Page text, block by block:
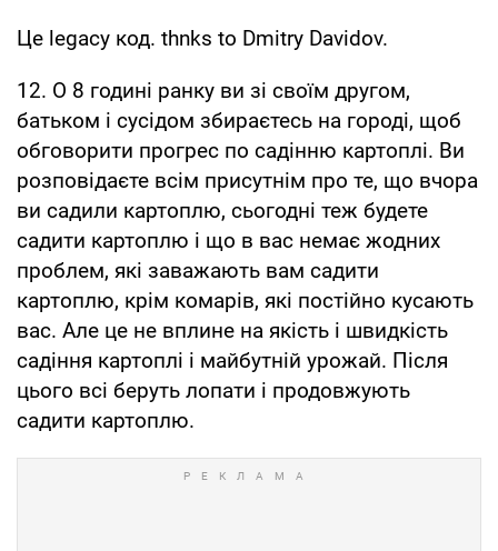
Це legacy код. thnks to Dmitry Davidov.
12. О 8 годині ранку ви зі своїм другом,
батьком і сусідом збираєтесь на городі, щоб
обговорити прогрес по садінню картоплі. Ви
розповідаєте всім присутнім про те, що вчора
ви садили картоплю, сьогодні теж будете
садити картоплю і що в вас немає жодних
проблем, які заважають вам садити
картоплю, крім комарів, які постійно кусають
вас. Але це не вплине на якість і швидкість
садіння картоплі і майбутній урожай. Після
цього всі беруть лопати і продовжують
садити картоплю.